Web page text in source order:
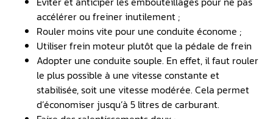
accélérer ou freiner inutilement ;
Rouler moins vite pour une conduite économe ;
Utiliser frein moteur plutôt que la pédale de frein
Adopter une conduite souple. En effet, il faut rouler
le plus possible à une vitesse constante et
stabilisée, soit une vitesse modérée. Cela permet
d’économiser jusqu’à 5 litres de carburant.